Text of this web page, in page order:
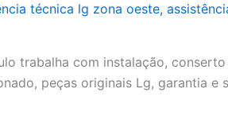
técnica lg zona oeste,
trabalha com instalação, conserto
peças originais Lg, garantia e